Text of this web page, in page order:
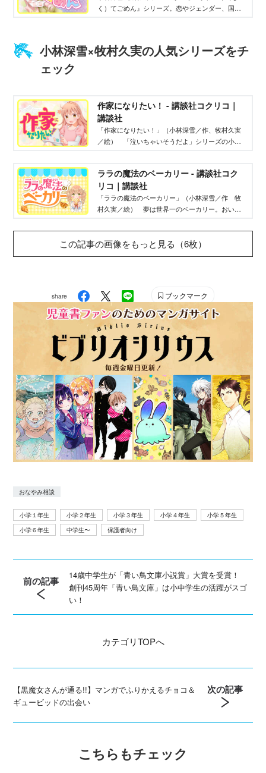
く）てごめん』シリーズ。恋やジェンダー、国
小林深雪×牧村久実の人気シリーズをチ
ェック
作家になりたい！ - 講談社コクリコ｜
講談社
「作家になりたい！」（小林深雪／作、牧村久実
／絵） 「泣いちゃいそうだよ」シリーズの小林
す！
ララの魔法のベーカリー - 講談社コク
リコ｜講談社
「ララの魔法のベーカリー」（小林深雪／作 牧
村久実／絵） 夢は世界一のベーカリー。おいし
ラの楽しくもちょっぴりタフな中学ライフスター
ト！
この記事の画像をもっと見る（6枚）
share ブックマーク
おなやみ相談
小学１年生 小学２年生 小学３年生 小学４年生
小学５年生
小学６年生
中学生〜 保護者向け
前の記事
14歳中学生が「青い鳥文庫小説賞」大賞を受賞！
創刊45周年「青い鳥文庫」は小中学生の活躍がスゴ
い！
カテゴリTOPへ
【黒魔女さんが通る!!】マンガでふりかえるチョコ＆
ギュービッドの出会い
次の記事
こちらもチェック